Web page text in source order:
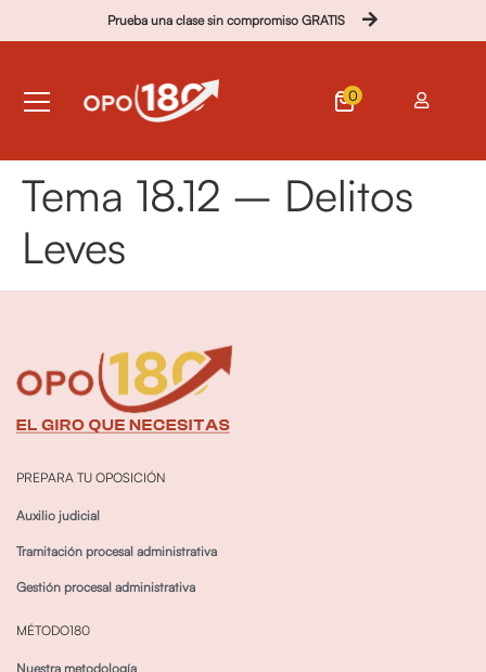
Prueba una clase sin compromiso GRATIS
0
Tema 18.12 – Delitos
Leves
PREPARA TU OPOSICIÓN
Auxilio judicial
Tramitación procesal administrativa
Gestión procesal administrativa
MÉTODO180
Nuestra metodología